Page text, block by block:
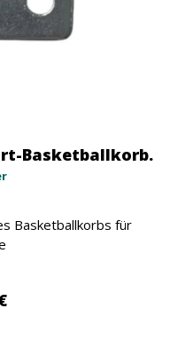
Basketballkorb.
Basketballkorbs für
20,00 €